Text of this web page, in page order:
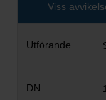
Viss